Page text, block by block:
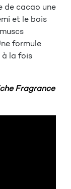
de cacao une
et le bois
formule
à la fois
Fragrance